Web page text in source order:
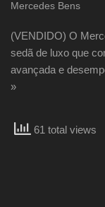
Mercedes Bens
(VENDIDO) O
sedã de luxo que
avançada e
»
61 total views